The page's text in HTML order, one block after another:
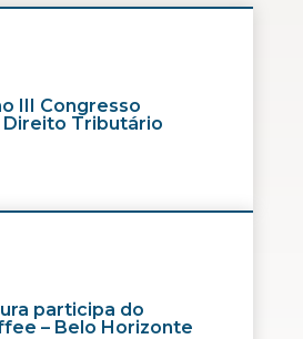
III Congresso
Tributário
participa do
– Belo Horizonte